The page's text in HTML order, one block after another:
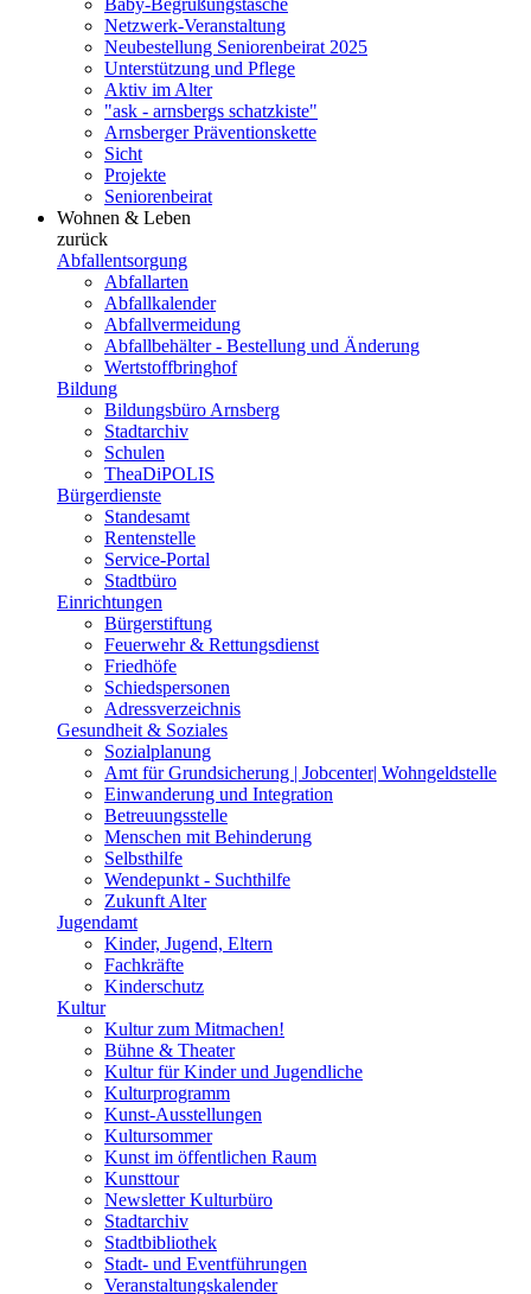
Baby-Begrüßungstasche
Netzwerk-Veranstaltung
Neubestellung Seniorenbeirat 2025
Unterstützung und Pflege
Aktiv im Alter
"ask - arnsbergs schatzkiste"
Arnsberger Präventionskette
Sicht
Projekte
Seniorenbeirat
Wohnen & Leben
zurück
Abfallentsorgung
Abfallarten
Abfallkalender
Abfallvermeidung
Abfallbehälter - Bestellung und Änderung
Wertstoffbringhof
Bildung
Bildungsbüro Arnsberg
Stadtarchiv
Schulen
TheaDiPOLIS
Bürgerdienste
Standesamt
Rentenstelle
Service-Portal
Stadtbüro
Einrichtungen
Bürgerstiftung
Feuerwehr & Rettungsdienst
Friedhöfe
Schiedspersonen
Adressverzeichnis
Gesundheit & Soziales
Sozialplanung
Amt für Grundsicherung | Jobcenter| Wohngeldstelle
Einwanderung und Integration
Betreuungsstelle
Menschen mit Behinderung
Selbsthilfe
Wendepunkt - Suchthilfe
Zukunft Alter
Jugendamt
Kinder, Jugend, Eltern
Fachkräfte
Kinderschutz
Kultur
Kultur zum Mitmachen!
Bühne & Theater
Kultur für Kinder und Jugendliche
Kulturprogramm
Kunst-Ausstellungen
Kultursommer
Kunst im öffentlichen Raum
Kunsttour
Newsletter Kulturbüro
Stadtarchiv
Stadtbibliothek
Stadt- und Eventführungen
Veranstaltungskalender